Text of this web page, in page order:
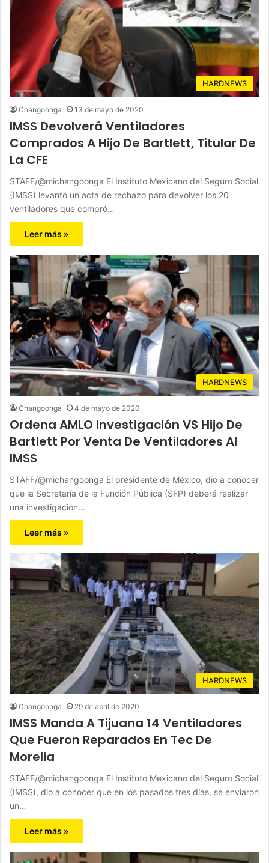
HARDNEWS
Changoonga 13 de mayo de 2020
IMSS Devolverá Ventiladores
Comprados A Hijo De Bartlett, Titular De
La CFE
STAFF/@michangoonga El Instituto Mexicano del Seguro Social
(IMSS) levantó un acta de rechazo para devolver los 20
ventiladores que compró…
Leer más »
HARDNEWS
Changoonga 4 de mayo de 2020
Ordena AMLO Investigación VS Hijo De
Bartlett Por Venta De Ventiladores Al
IMSS
STAFF/@michangoonga El presidente de México, dio a conocer
que la Secretaría de la Función Pública (SFP) deberá realizar
una investigación…
Leer más »
HARDNEWS
Changoonga 29 de abril de 2020
IMSS Manda A Tijuana 14 Ventiladores
Que Fueron Reparados En Tec De
Morelia
STAFF/@michangoonga El Instituto Mexicano del Seguro Social
(IMSS), dio a conocer que en los pasados tres días, se enviaron
un…
Leer más »